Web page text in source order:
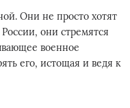
Они не просто хотят
они стремятся
военное
его, истощая и ведя к